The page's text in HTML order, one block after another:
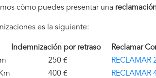
cómo puedes presentar una
es la siguiente:
Indemnización por retraso
Reclamar
250 €
RECLAMAR
400 €
RECLAMAR